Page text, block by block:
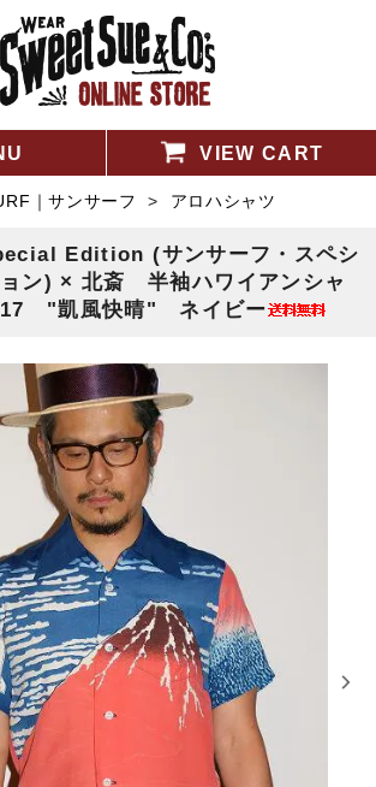
VIEW CART
｜サンサーフ > アロハシャツ
Edition (サンサーフ・スペシ
ョン) × 北斎 半袖ハワイアンシャ
"凱風快晴" ネイビー